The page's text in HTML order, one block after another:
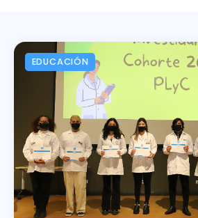
Fondos FID
Noticias
EDUCACIÓN